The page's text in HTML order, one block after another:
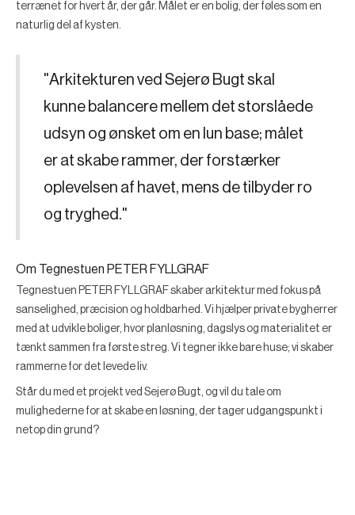
terrænet for hvert år, der går. Målet er en bolig, der føles som en
naturlig del af kysten.
"Arkitekturen ved Sejerø Bugt skal
kunne balancere mellem det storslåede
udsyn og ønsket om en lun base; målet
er at skabe rammer, der forstærker
oplevelsen af havet, mens de tilbyder ro
og tryghed."
Om Tegnestuen PETER FYLLGRAF
Tegnestuen PETER FYLLGRAF skaber arkitektur med fokus på
sanselighed, præcision og holdbarhed. Vi hjælper private bygherrer
med at udvikle boliger, hvor planløsning, dagslys og materialitet er
tænkt sammen fra første streg. Vi tegner ikke bare huse; vi skaber
rammerne for det levede liv.
Står du med et projekt ved Sejerø Bugt, og vil du tale om
mulighederne for at skabe en løsning, der tager udgangspunkt i
netop din grund?